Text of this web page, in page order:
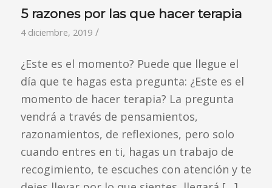
5 razones por las que hacer terapia
4 diciembre, 2019 /
¿Este es el momento? Puede que llegue el
día que te hagas esta pregunta: ¿Este es el
momento de hacer terapia? La pregunta
vendrá a través de pensamientos,
razonamientos, de reflexiones, pero solo
cuando entres en ti, hagas un trabajo de
recogimiento, te escuches con atención y te